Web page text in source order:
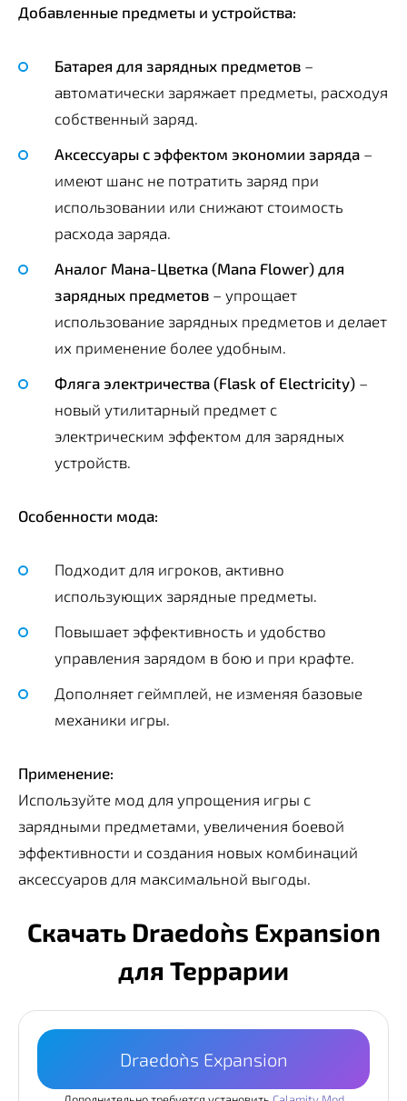
Добавленные предметы и устройства:
Батарея для зарядных предметов –
автоматически заряжает предметы, расходуя
собственный заряд.
Аксессуары с эффектом экономии заряда –
имеют шанс не потратить заряд при
использовании или снижают стоимость
расхода заряда.
Аналог Мана-Цветка (Mana Flower) для
зарядных предметов – упрощает
использование зарядных предметов и делает
их применение более удобным.
Фляга электричества (Flask of Electricity) –
новый утилитарный предмет с
электрическим эффектом для зарядных
устройств.
Особенности мода:
Подходит для игроков, активно
использующих зарядные предметы.
Повышает эффективность и удобство
управления зарядом в бою и при крафте.
Дополняет геймплей, не изменяя базовые
механики игры.
Применение:
Используйте мод для упрощения игры с
зарядными предметами, увеличения боевой
эффективности и создания новых комбинаций
аксессуаров для максимальной выгоды.
Скачать Draedon`s Expansion
для Террарии
Draedon`s Expansion